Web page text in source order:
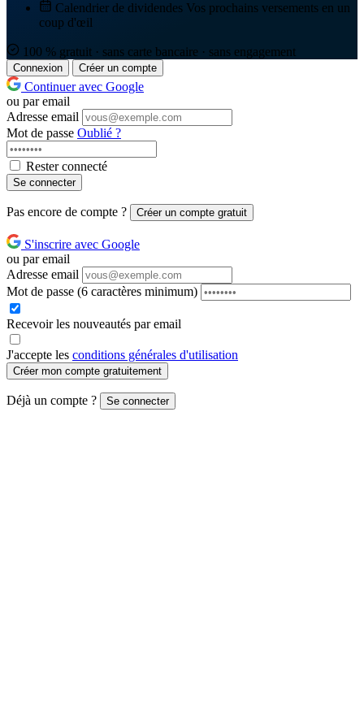
Calendrier de dividendes Vos prochains versements en un
coup d'œil
100 % gratuit · sans carte bancaire · sans engagement
Connexion Créer un compte
Continuer avec Google
ou par email
Adresse email
Mot de passe Oublié ?
Rester connecté
Se connecter
Pas encore de compte ? Créer un compte gratuit
S'inscrire avec Google
ou par email
Adresse email
Mot de passe (6 caractères minimum)
Recevoir les nouveautés par email
J'accepte les conditions générales d'utilisation
Créer mon compte gratuitement
Déjà un compte ? Se connecter